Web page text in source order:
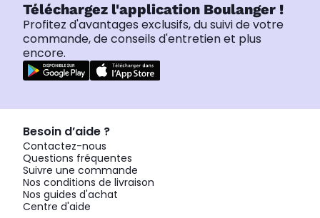
Téléchargez l'application Boulanger !
Profitez d'avantages exclusifs, du suivi de votre
commande, de conseils d'entretien et plus
encore.
Besoin d’aide ?
Contactez-nous
Questions fréquentes
Suivre une commande
Nos conditions de livraison
Nos guides d'achat
Centre d'aide